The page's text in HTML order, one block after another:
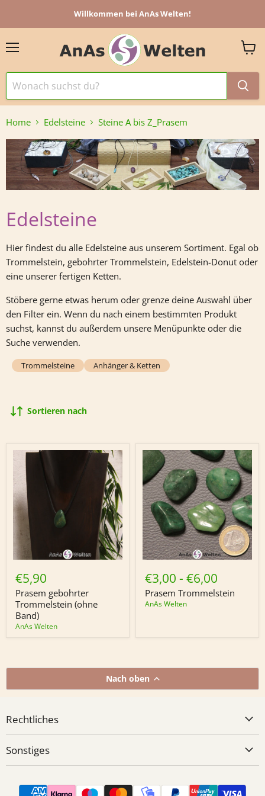
Willkommen bei AnAs Welten!
Home Edelsteine Steine A bis Z_Prasem
Edelsteine
Hier findest du alle Edelsteine aus unserem Sortiment. Egal ob
Trommelstein, gebohrter Trommelstein, Edelstein-Donut oder
eine unserer fertigen Ketten.
Stöbere gerne etwas herum oder grenze deine Auswahl über
den Filter ein. Wenn du nach einem bestimmten Produkt
suchst, kannst du außerdem unsere Menüpunkte oder die
Suche verwenden.
Trommelsteine Anhänger & Ketten
Sortieren nach
Prasem
gebohrter
Trommelstein
(ohne
Band)
€5,90
Prasem gebohrter
Trommelstein (ohne
Band)
AnAs Welten
Prasem
Trommelstein
€3,00 - €6,00
Prasem Trommelstein
AnAs Welten
Nach oben
Rechtliches
Sonstiges